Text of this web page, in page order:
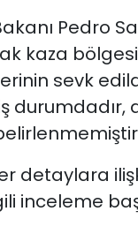
Pedro
kaza
sevk
detaylara
inceleme